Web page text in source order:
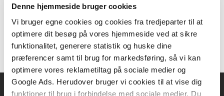
Denne hjemmeside bruger cookies
Vi bruger egne cookies og cookies fra tredjeparter til at
optimere dit besøg på vores hjemmeside ved at sikre
funktionalitet, generere statistik og huske dine
præferencer samt til brug for markedsføring, så vi kan
optimere vores reklametiltag på sociale medier og
Google Ads. Herudover bruger vi cookies til at vise dig
funktioner til brug i forbindelse med sociale medier. Du
269,95 KR.